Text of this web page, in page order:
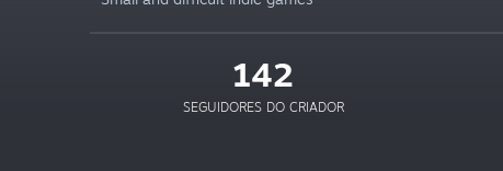
142
SEGUIDORES DO CRIADOR